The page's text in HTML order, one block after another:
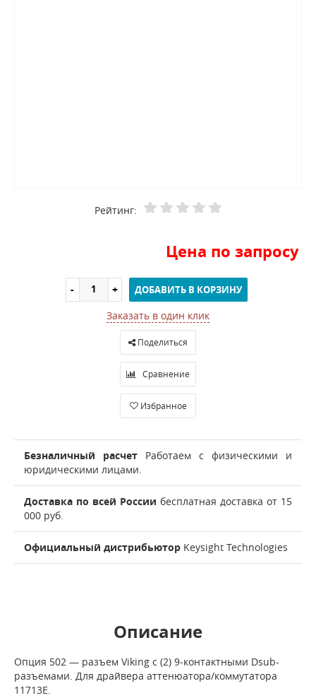
Рейтинг:
Цена по запросу
ДОБАВИТЬ В КОРЗИНУ
Заказать в один клик
Поделиться
Сравнение
Избранное
Безналичный расчет Работаем с физическими и
юридическими лицами.
Доставка по всей России бесплатная доставка от 15
000 руб.
Официальный дистрибьютор Keysight Technologies
Описание
Опция 502 — разъем Viking с (2) 9‑контактными Dsub-
разъемами. Для драйвера аттенюатора/коммутатора
11713E.